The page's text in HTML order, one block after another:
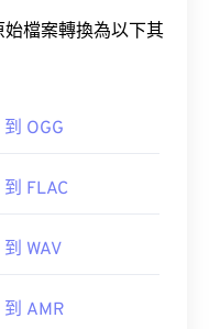
檔案轉換為以下其
到 OGG
到 FLAC
到 WAV
到 AMR